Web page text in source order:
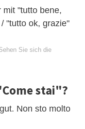
mit "tutto bene,
"tutto ok, grazie"
Sie sich die
stai"?
Non sto molto